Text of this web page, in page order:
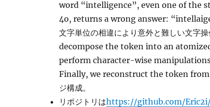
word “intelligence”, even one of the
4o, returns a wrong answer:
文字単位の相違により意外と難しい文字
decompose the token into an
perform character-wise
Finally, we reconstruct the token from
ジ構成。
リポジトリはhttps://github.com/Eric2i/